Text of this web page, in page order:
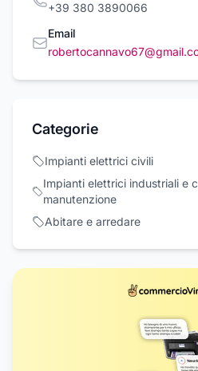
+39 380 3890066
Email
Categorie
Impianti elettrici civili
Impianti elettrici industriali e
manutenzione
Abitare e arredare